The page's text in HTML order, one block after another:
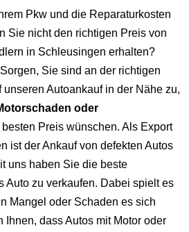
Pkw und die Reparaturkosten
Sie nicht den richtigen Preis von
in Schleusingen erhalten?
Sie sind an der richtigen
Autoankauf in der Nähe zu,
oder
besten Preis wünschen. Als Export
ist der Ankauf von defekten Autos
uns haben Sie die beste
Auto zu verkaufen. Dabei spielt es
Mangel oder Schaden es sich
Ihnen, dass Autos mit Motor oder